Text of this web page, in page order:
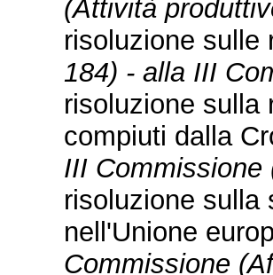
(Attività
risoluzione
184) - alla III
risoluzione sulla
compiuti dalla
III Commissione
risoluzione sulla
nell'Unione
Commissione